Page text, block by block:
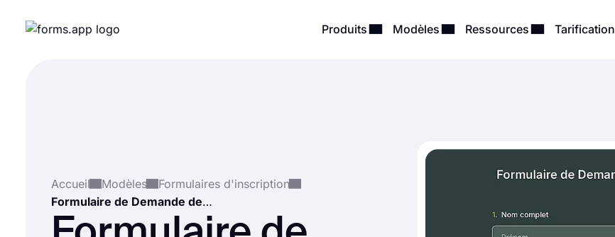
Produits Modèles Ressources Tarification
Accueil Modèles
Formulaires d'inscription
Formulaire de Demande de Copie de Dossier Médical